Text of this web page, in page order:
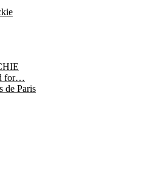
for…
de Paris